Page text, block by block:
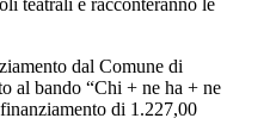
teatrali e racconteranno le
dal Comune di
al bando “Chi + ne ha + ne
di 1.227,00